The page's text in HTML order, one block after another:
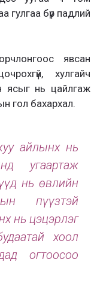
гулгаа бүр падлий
явсан
хулгайч
ясыг нь цайлгаж
гол бахархал.
айлынх нь
угаартаж
нь өвлийн
пүүзтэй
нь цэцэрлэг
хоол
огтоосоо